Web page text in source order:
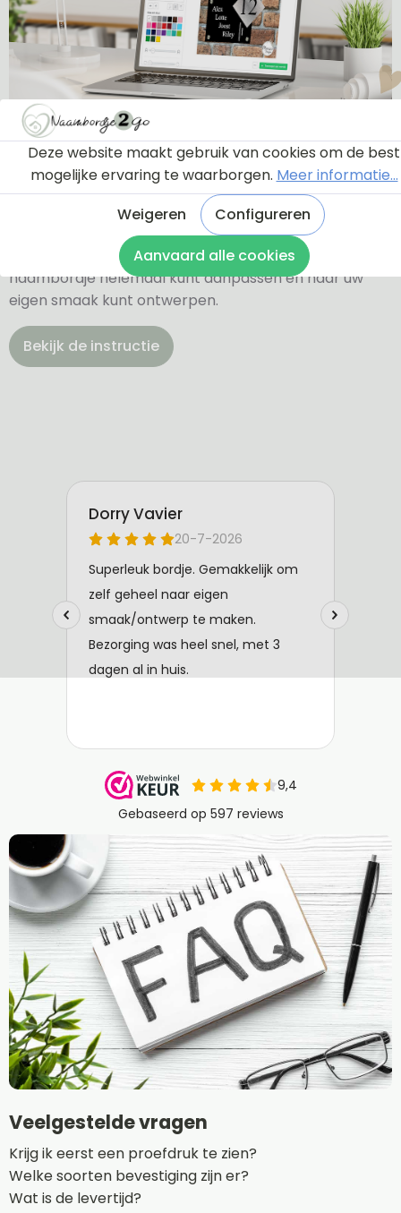
Ontwerptool
Via onderstaande knop komt u bij een instructie en
een tutorial die u een rondleiding geeft door de
ontwerptool. Hierdoor weet u precies hoe u zelf uw
naambordje helemaal kunt aanpassen en naar uw
eigen smaak kunt ontwerpen.
Bekijk de instructie
Veelgestelde vragen
Krijg ik eerst een proefdruk te zien?
Welke soorten bevestiging zijn er?
Wat is de levertijd?
Deze website maakt gebruik van cookies om de best
mogelijke ervaring te waarborgen. Meer informatie...
Weigeren
Configureren
Aanvaard alle cookies